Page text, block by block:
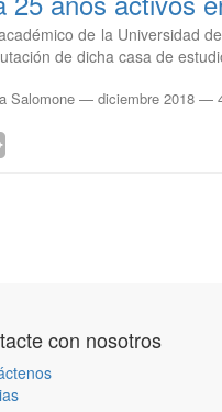
de la Universidad
de dicha casa de
Salomone — diciembre 2018 —
con nosotros